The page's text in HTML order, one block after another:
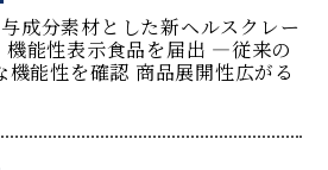
成分素材とした新ヘルスクレー
機能性表示食品を届出 ―従来の
能性を確認 商品展開性広がる